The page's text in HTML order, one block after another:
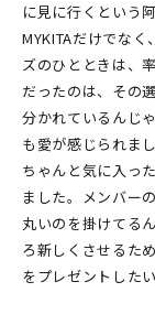
に見に行くという
MYKITAだけでな
ズのひとときは、
だったのは、その
分かれているんじ
も愛が感じられま
ちゃんと気に入っ
ました。メンバー
丸いのを掛けてる
ろ新しくさせるた
をプレゼントした